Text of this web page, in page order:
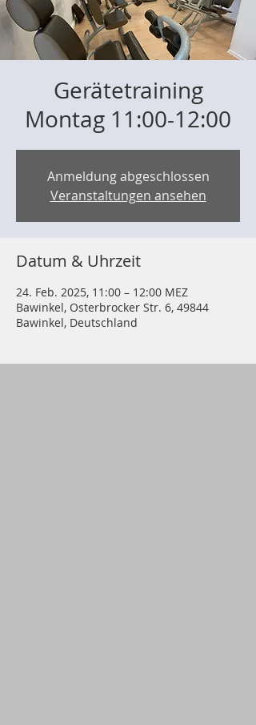
Gerätetraining
Montag 11:00-12:00
Anmeldung abgeschlossen
Veranstaltungen ansehen
Datum & Uhrzeit
24. Feb. 2025, 11:00 – 12:00 MEZ
Bawinkel, Osterbrocker Str. 6, 49844
Bawinkel, Deutschland